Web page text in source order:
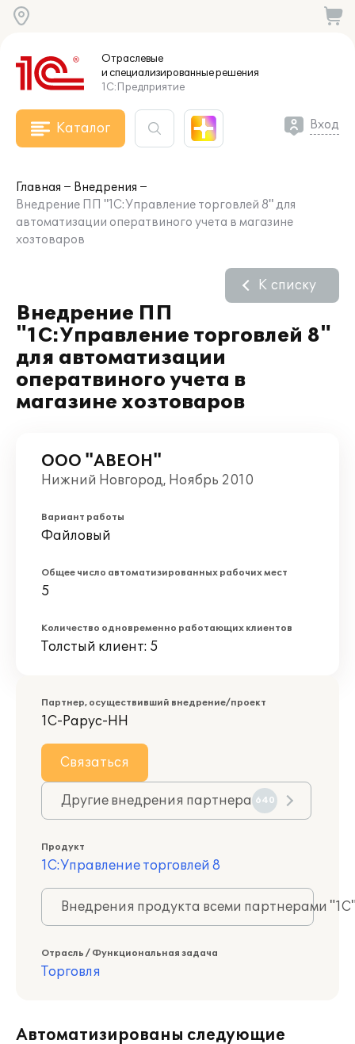
Отраслевые
и специализированныерешения
1С:Предприятие
Каталог Вход
Главная
Внедрения
Внедрение ПП "1С:Управление торговлей 8" для
автоматизации оператвиного учета в магазине
хозтоваров
Внедрение ПП
"1С:Управление торговлей 8"
для автоматизации
оператвиного учета в
магазине хозтоваров
К списку
ООО "АВЕОН"
Нижний Новгород, Ноябрь 2010
Вариант работы
Файловый
Общее число автоматизированных рабочих мест
5
Количество одновременно работающих клиентов
Толстый клиент: 5
Партнер, осуществивший внедрение/проект
1С-Рарус-НН
Связаться
Другие внедрения партнера 640
Продукт
1С:Управление торговлей 8
Внедрения продукта всеми партнерами
Отрасль / Функциональная задача
Торговля
Автоматизированы следующие